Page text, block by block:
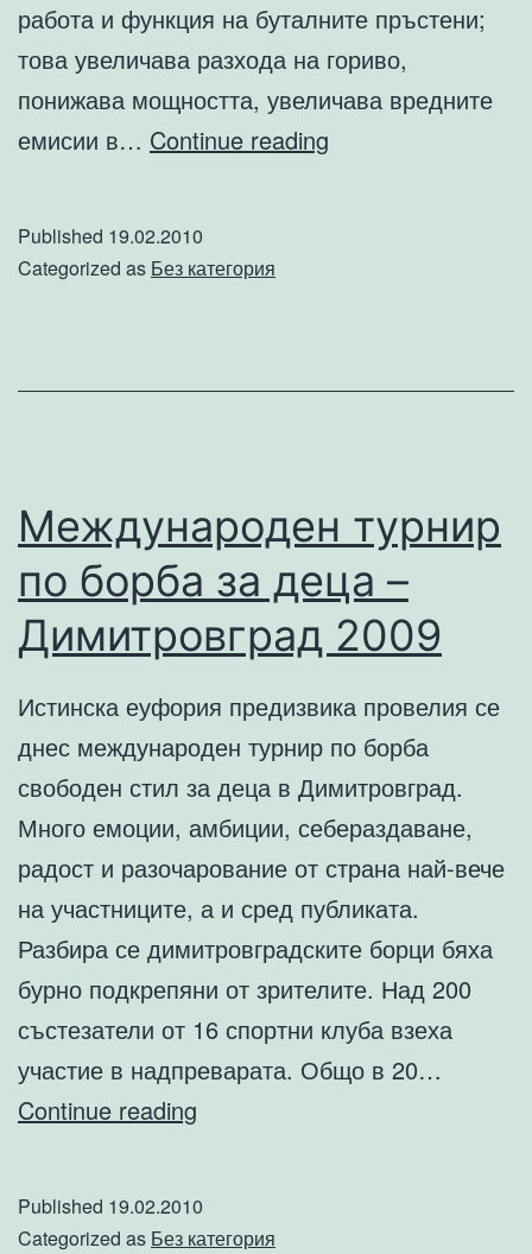
работа и функция на буталните пръстени;
това увеличава разхода на гориво,
понижава мощността, увеличава вредните
емисии в… Continue reading
Published 19.02.2010
Categorized as Без категория
Международен турнир
по борба за деца –
Димитровград 2009
Истинска еуфория предизвика провелия се
днес международен турнир по борба
свободен стил за деца в Димитровград.
Много емоции, амбиции, себераздаване,
радост и разочарование от страна най-вече
на участниците, а и сред публиката.
Разбира се димитровградските борци бяха
бурно подкрепяни от зрителите. Над 200
състезатели от 16 спортни клуба взеха
участие в надпреварата. Общо в 20…
Continue reading
борба
Published 19.02.2010
Categorized as Без категория